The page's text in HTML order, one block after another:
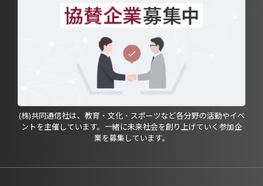
(株)共同通信社は、教育・文化・スポーツなど各分野の活動やイベ
ントを主催しています。一緒に未来社会を創り上げていく参加企
業を募集しています。